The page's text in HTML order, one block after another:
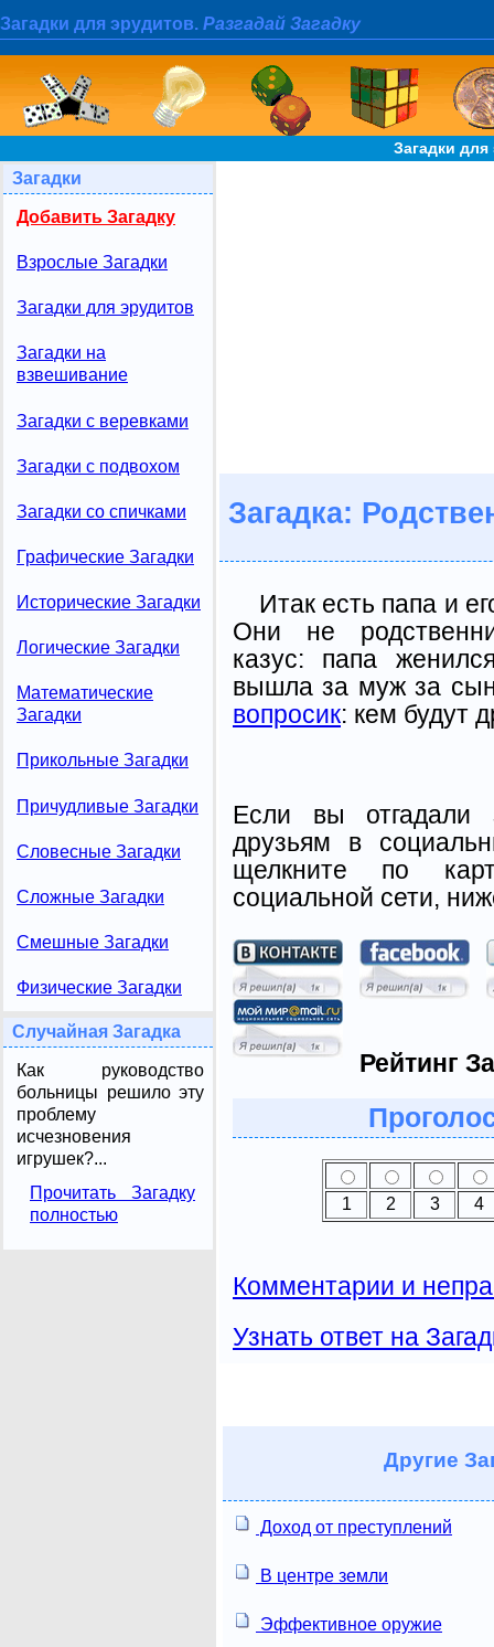
Загадки для эрудитов. Разгадай Загадку
Загадки
Загадки
Добавить Загадку
Взрослые Загадки
Загадки для эрудитов
Загадки на
взвешивание
Загадки с веревками
Загадки с подвохом
Загадки со спичками
Графические Загадки
Исторические Загадки
Логические Загадки
Математические
Загадки
Прикольные Загадки
Причудливые Загадки
Словесные Загадки
Сложные Загадки
Смешные Загадки
Физические Загадки
Случайная Загадка
Как руководство
больницы решило эту
проблему
исчезновения
игрушек?...
Прочитать Загадку
полностью
Загадка:
Итак есть папа и
Они не
казус: папа
вышла за муж за
вопросик: кем будут
Если вы отгадали
друзьям в
щелкните по
социальной сети,
Рейтинг
1 2 3 4
Комментарии и
Узнать ответ на
Другие
Доход от преступлений
В центре земли
Эффективное оружие